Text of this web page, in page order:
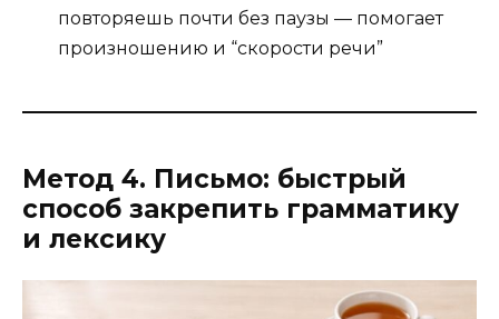
повторяешь почти без паузы — помогает
произношению и “скорости речи”
Метод 4. Письмо: быстрый
способ закрепить грамматику
и лексику